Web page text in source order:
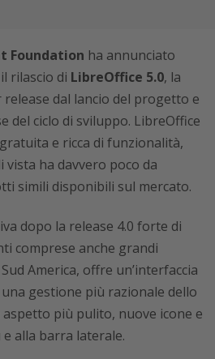
Foundation ha annunciato
rilascio di LibreOffice 5.0, la
release dal lancio del progetto e
del ciclo di sviluppo. LibreOffice
e ricca di funzionalità,
ha davvero poco da
simili disponibili sul mercato.
dopo la release 4.0 forte di
comprese anche grandi
America, offre un’interfaccia
gestione più razionale dello
più pulito, nuove icone e
alla barra laterale.